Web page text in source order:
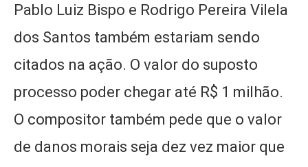
Pablo Luiz Bispo e Rodrigo Pereira Vilela
dos Santos também estariam sendo
citados na ação. O valor do suposto
processo poder chegar até R$ 1 milhão.
O compositor também pede que o valor
de danos morais seja dez vez maior que